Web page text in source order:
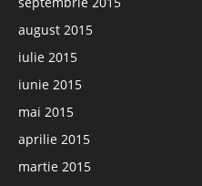
august 2015
iulie 2015
iunie 2015
mai 2015
aprilie 2015
martie 2015